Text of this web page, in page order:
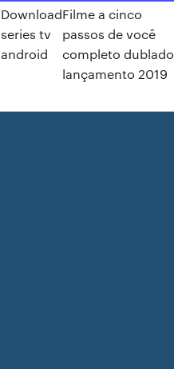
Download
series tv
android
Filme a cinco
passos de você
completo dublado
lançamento 2019